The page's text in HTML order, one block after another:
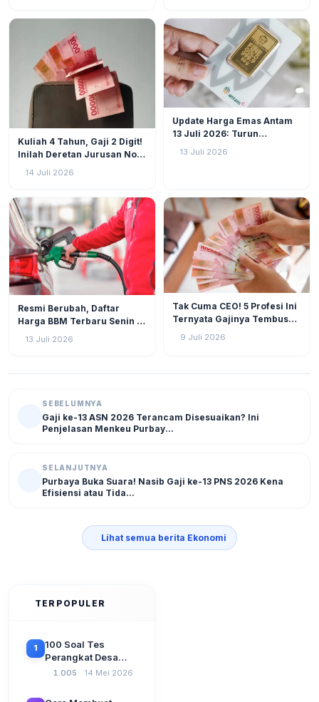
Kuliah 4 Tahun, Gaji 2 Digit!
Inilah Deretan Jurusan Non-
14 Juli 2026
Update Harga Emas Antam
13 Juli 2026: Turun
Rp20.000 per Gram
13 Juli 2026
Resmi Berubah, Daftar
Harga BBM Terbaru Senin 13
13 Juli 2026
Tak Cuma CEO! 5 Profesi Ini
Ternyata Gajinya Tembus
9 Juli 2026
SEBELUMNYA
Gaji ke-13 ASN 2026 Terancam Disesuaikan? Ini
Penjelasan Menkeu Purbay...
SELANJUTNYA
Purbaya Buka Suara! Nasib Gaji ke-13 PNS 2026 Kena
Efisiensi atau Tida...
Lihat semua berita Ekonomi
TERPOPULER
1
100 Soal Tes
Perangkat Desa
Terbaru 2026
1.005 14 Mei 2026